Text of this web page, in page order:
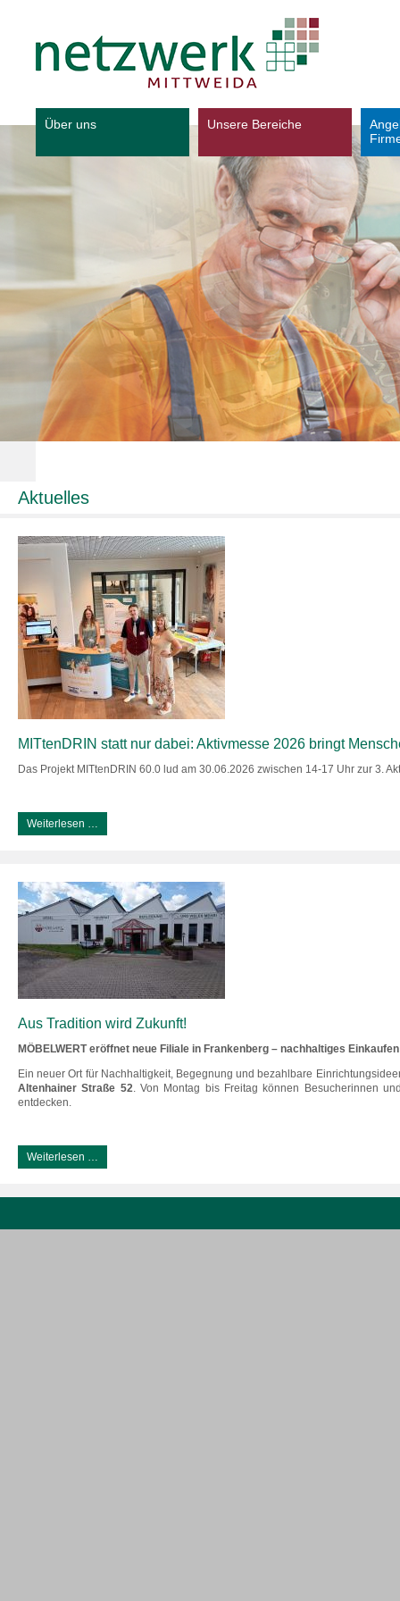
Über uns Unsere Bereiche
Aktuelles
MITtenDRIN statt nur dabei: Aktivmesse 2026 bringt
Das Projekt MITtenDRIN 60.0 lud am 30.06.2026 zwischen 14-17 Uhr zur 3.
Weiterlesen …
Aus Tradition wird Zukunft!
MÖBELWERT eröffnet neue Filiale in Frankenberg – nachhaltiges
Ein neuer Ort für Nachhaltigkeit, Begegnung und bezahlbare
Altenhainer Straße 52. Von Montag bis Freitag können Besucherinnen
entdecken.
Weiterlesen …